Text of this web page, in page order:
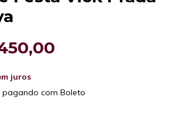
juros
pagando com Boleto